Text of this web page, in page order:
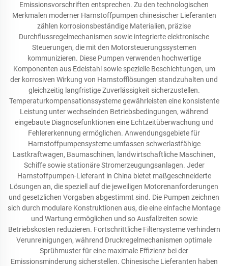
Emissionsvorschriften entsprechen. Zu den technologischen
Merkmalen moderner Harnstoffpumpen chinesischer Lieferanten
zählen korrosionsbeständige Materialien, präzise
Durchflussregelmechanismen sowie integrierte elektronische
Steuerungen, die mit den Motorsteuerungssystemen
kommunizieren. Diese Pumpen verwenden hochwertige
Komponenten aus Edelstahl sowie spezielle Beschichtungen, um
der korrosiven Wirkung von Harnstofflösungen standzuhalten und
gleichzeitig langfristige Zuverlässigkeit sicherzustellen.
Temperaturkompensationssysteme gewährleisten eine konsistente
Leistung unter wechselnden Betriebsbedingungen, während
eingebaute Diagnosefunktionen eine Echtzeitüberwachung und
Fehlererkennung ermöglichen. Anwendungsgebiete für
Harnstoffpumpensysteme umfassen schwerlastfähige
Lastkraftwagen, Baumaschinen, landwirtschaftliche Maschinen,
Schiffe sowie stationäre Stromerzeugungsanlagen. Jeder
Harnstoffpumpen-Lieferant in China bietet maßgeschneiderte
Lösungen an, die speziell auf die jeweiligen Motorenanforderungen
und gesetzlichen Vorgaben abgestimmt sind. Die Pumpen zeichnen
sich durch modulare Konstruktionen aus, die eine einfache Montage
und Wartung ermöglichen und so Ausfallzeiten sowie
Betriebskosten reduzieren. Fortschrittliche Filtersysteme verhindern
Verunreinigungen, während Druckregelmechanismen optimale
Sprühmuster für eine maximale Effizienz bei der
Emissionsminderung sicherstellen. Chinesische Lieferanten haben